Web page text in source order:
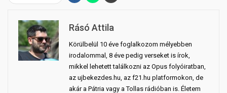
Rásó Attila
Körülbelül 10 éve foglalkozom mélyebben
irodalommal, 8 éve pedig verseket is írok,
mikkel lehetett találkozni az Opus folyóiratban,
az ujbekezdes.hu, az f21.hu platformokon, de
akár a Pátria vagy a Tollas rádióban is. Életem